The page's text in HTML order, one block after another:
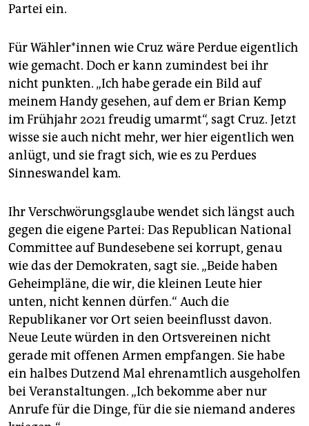
Partei ein.
Für Wäh­le­r*in­nen wie Cruz wäre Perdue eigentlich
wie gemacht. Doch er kann zumindest bei ihr
nicht punkten. „Ich habe gerade ein Bild auf
meinem Handy gesehen, auf dem er Brian Kemp
im Frühjahr 2021 freudig umarmt“, sagt Cruz. Jetzt
wisse sie auch nicht mehr, wer hier eigentlich wen
anlügt, und sie fragt sich, wie es zu Perdues
Sinneswandel kam.
Ihr Verschwörungsglaube wendet sich längst auch
gegen die eigene Partei: Das Republican National
Committee auf Bundesebene sei korrupt, genau
wie das der Demokraten, sagt sie. „Beide haben
Geheimpläne, die wir, die kleinen Leute hier
unten, nicht kennen dürfen.“ Auch die
Republikaner vor Ort seien beeinflusst davon.
Neue Leute würden in den Ortsvereinen nicht
gerade mit offenen Armen empfangen. Sie habe
ein halbes Dutzend Mal ehrenamtlich ausgeholfen
bei Veranstaltungen. „Ich bekomme aber nur
Anrufe für die Dinge, für die sie niemand anderes